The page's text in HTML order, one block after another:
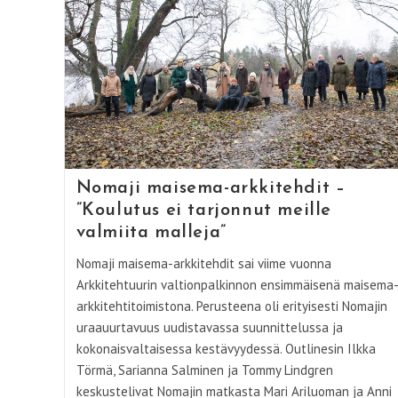
Nomaji maisema-arkkitehdit –
”Koulutus ei tarjonnut meille
valmiita malleja”
Nomaji maisema-arkkitehdit sai viime vuonna
Arkkitehtuurin valtionpalkinnon ensimmäisenä maisema-
arkkitehtitoimistona. Perusteena oli erityisesti Nomajin
uraauurtavuus uudistavassa suunnittelussa ja
kokonaisvaltaisessa kestävyydessä. Outlinesin Ilkka
Törmä, Sarianna Salminen ja Tommy Lindgren
keskustelivat Nomajin matkasta Mari Ariluoman ja Anni